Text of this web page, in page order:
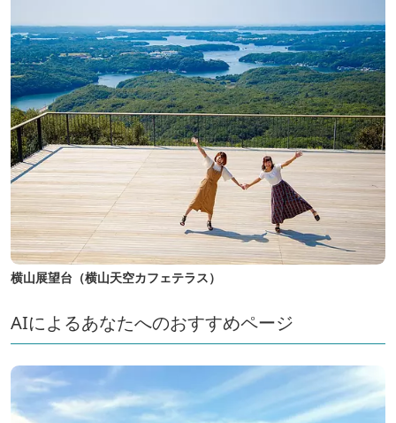
横山展望台（横山天空カフェテラス）
AIによるあなたへのおすすめページ